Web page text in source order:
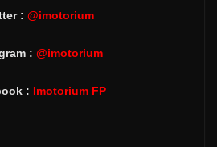
: @imotorium
: @imotorium
: Imotorium FP